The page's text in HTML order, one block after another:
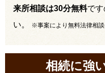
来所相談は30分無料です
い。
※事案により無料法律相談
相続に強